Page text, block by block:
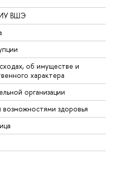
ВШЭ
об имуществе и
характера
организации
здоровья